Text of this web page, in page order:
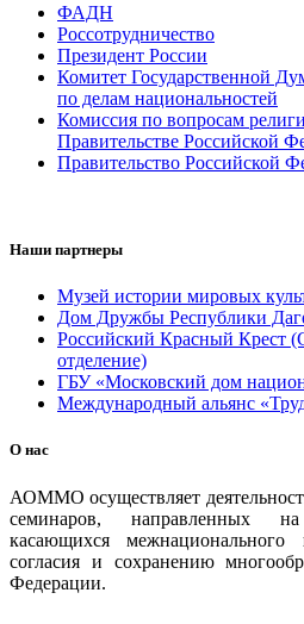
ФАДН
Россотрудничество
Президент России
Комитет Государственной
по делам национальностей
Комиссия по вопросам
Правительстве Российской
Правительство Российской
Наши партнеры
Музей истории мировых
Дом Дружбы Республики
Российский Красный Крест
отделение)
ГБУ «Московский дом
Международный альянс
О нас
АОММО осуществляет
семинаров, направленных
касающихся межнационального
согласия и сохранению
Федерации.